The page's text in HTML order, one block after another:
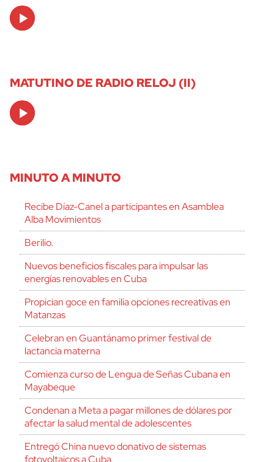
Audio
Player
MATUTINO DE RADIO RELOJ (II)
Audio
Player
MINUTO A MINUTO
Recibe Díaz-Canel a participantes en Asamblea
Alba Movimientos
Berilio.
Nuevos beneficios fiscales para impulsar las
energías renovables en Cuba
Propician goce en familia opciones recreativas en
Matanzas
Celebran en Guantánamo primer festival de
lactancia materna
Comienza curso de Lengua de Señas Cubana en
Mayabeque
Condenan a Meta a pagar millones de dólares por
afectar la salud mental de adolescentes
Entregó China nuevo donativo de sistemas
fotovoltaicos a Cuba